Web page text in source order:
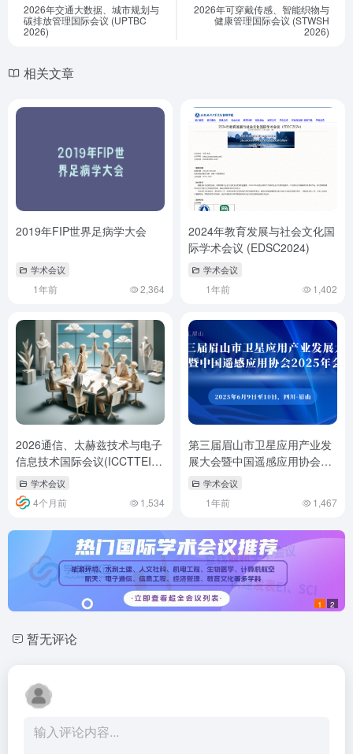
2026年交通大数据、城市规划与
碳排放管理国际会议 (UPTBC
2026)
2026年可穿戴传感、智能织物与
健康管理国际会议 (STWSH
2026)
相关文章
2019年FIP世界足病学大会
学术会议
1年前 2,364
2024年教育发展与社会文化国
际学术会议 (EDSC2024)
学术会议
1年前 1,402
2026通信、太赫兹技术与电子
信息技术国际会议(ICCTTEIT
2026)学术会议
4个月前 1,534
第三届眉山市卫星应用产业发
展大会暨中国遥感应用协会
2025年会
学术会议
1年前 1,467
1 2
暂无评论